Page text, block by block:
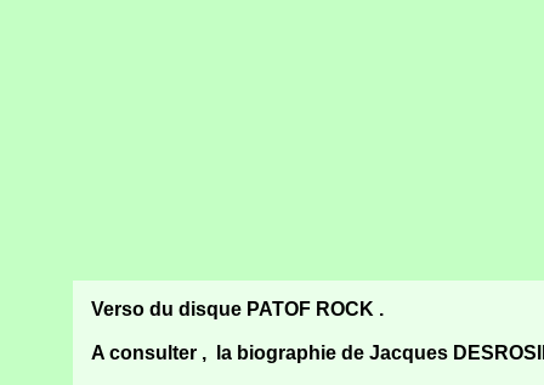
Verso du disque PATOF ROCK .
A consulter , la biographie de Jacques